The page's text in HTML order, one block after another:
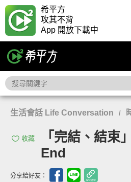
希平方
攻其不背
App 開放下載中
生活會話 Life Conversation /
收藏
「完結、結束
End
分享給好友：